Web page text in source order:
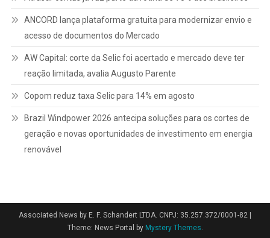
ANCORD lança plataforma gratuita para modernizar envio e
acesso de documentos do Mercado
AW Capital: corte da Selic foi acertado e mercado deve ter
reação limitada, avalia Augusto Parente
Copom reduz taxa Selic para 14% em agosto
Brazil Windpower 2026 antecipa soluções para os cortes de
geração e novas oportunidades de investimento em energia
renovável
Associated News by E. F. Schandert LTDA. CNPJ: 35.257.372/0001-82 |
Theme: News Portal by Mystery Themes